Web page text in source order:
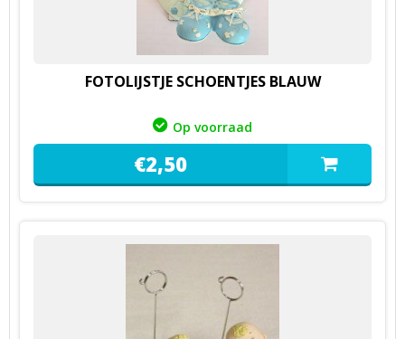
FOTOLIJSTJE SCHOENTJES BLAUW
Op voorraad
€2,50